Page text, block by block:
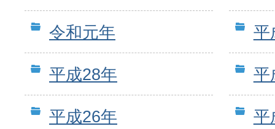
令和元年 平
平成28年 平
平成26年 平